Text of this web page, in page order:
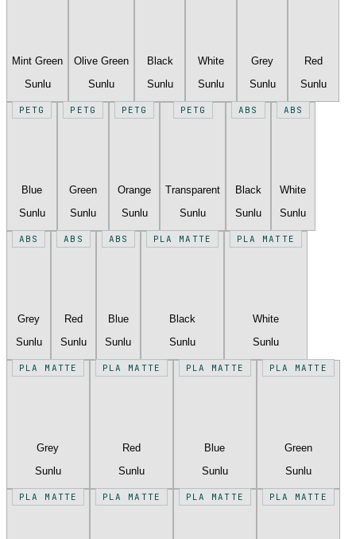
Mint Green
Sunlu
Olive Green
Sunlu
Black
Sunlu
White
Sunlu
Grey
Sunlu
Red
Sunlu
PETG
Blue
Sunlu
PETG
Green
Sunlu
PETG
Orange
Sunlu
PETG
Transparent
Sunlu
ABS
Black
Sunlu
ABS
White
Sunlu
ABS
Grey
Sunlu
ABS
Red
Sunlu
ABS
Blue
Sunlu
PLA MATTE
Black
Sunlu
PLA MATTE
White
Sunlu
PLA MATTE
Grey
Sunlu
PLA MATTE
Red
Sunlu
PLA MATTE
Blue
Sunlu
PLA MATTE
Green
Sunlu
PLA MATTE PLA MATTE PLA MATTE PLA MATTE